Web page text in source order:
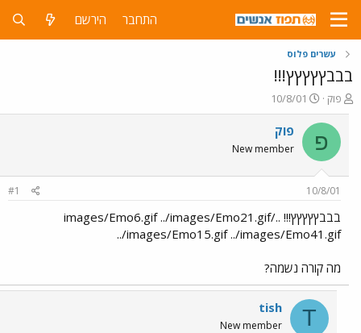
התחבר הירשם
עשרים פלוס
בבבץץץץץ!!!
פ
ו
ת
ח
ה
ש
א
פוק
פ
ו
ר
ס
ם
ת
ר
ך
10/8/01
פ פוק
New member
10/8/01
#1
בבבץץץץץ!!! ../images/Emo6.gif ../images/Emo21.gif
../images/Emo15.gif ../images/Emo41.gif
מה קורה נשמה?
T
tish
New member